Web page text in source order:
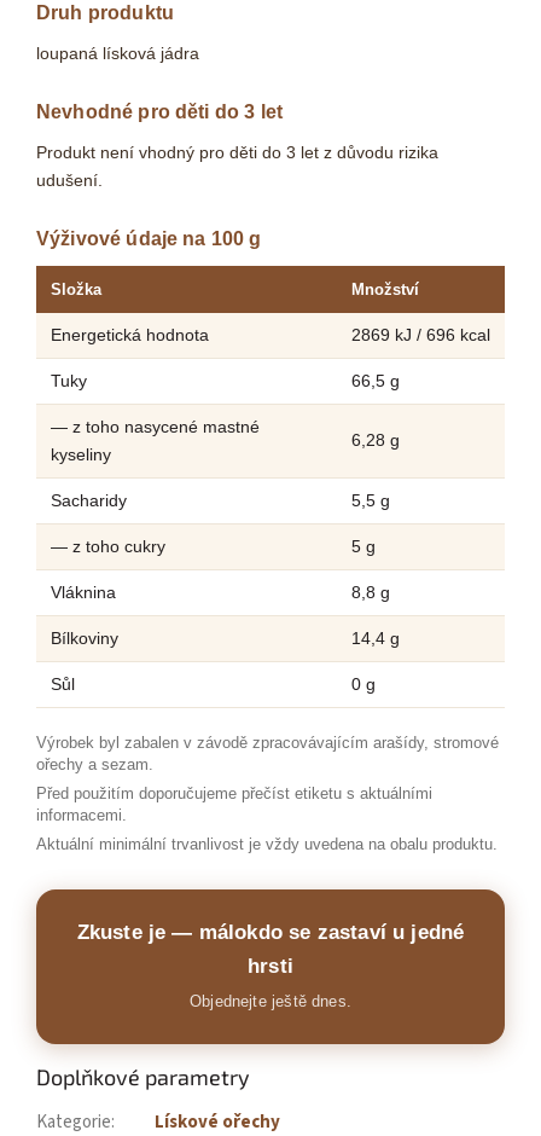
Druh produktu
loupaná lísková jádra
Nevhodné pro děti do 3 let
Produkt není vhodný pro děti do 3 let z důvodu rizika
udušení.
Výživové údaje na 100 g
Složka Množství
Energetická hodnota 2869 kJ / 696 kcal
Tuky 66,5 g
— z toho nasycené mastné
kyseliny
6,28 g
Sacharidy 5,5 g
— z toho cukry 5 g
Vláknina 8,8 g
Bílkoviny 14,4 g
Sůl 0 g
Výrobek byl zabalen v závodě zpracovávajícím arašídy, stromové
ořechy a sezam.
Před použitím doporučujeme přečíst etiketu s aktuálními
informacemi.
Aktuální minimální trvanlivost je vždy uvedena na obalu produktu.
Zkuste je — málokdo se zastaví u jedné
hrsti
Objednejte ještě dnes.
Doplňkové parametry
Kategorie:
Lískové ořechy